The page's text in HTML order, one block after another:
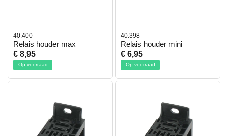
40.400
Relais houder max
€ 8,95
Op voorraad
40.398
Relais houder mini
€ 6,95
Op voorraad